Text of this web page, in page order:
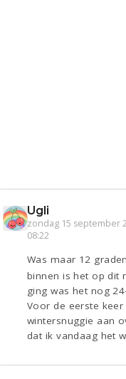
Ugli
zondag 15 september
08:22
Was maar 12
binnen is het op dit
ging was het nog
Voor de eerste
wintersnuggie aan
dat ik vandaag het